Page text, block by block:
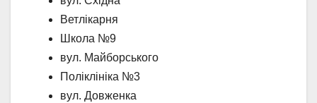
Ветлікарня
Школа №9
вул. Майборського
Поліклініка №3
вул. Довженка